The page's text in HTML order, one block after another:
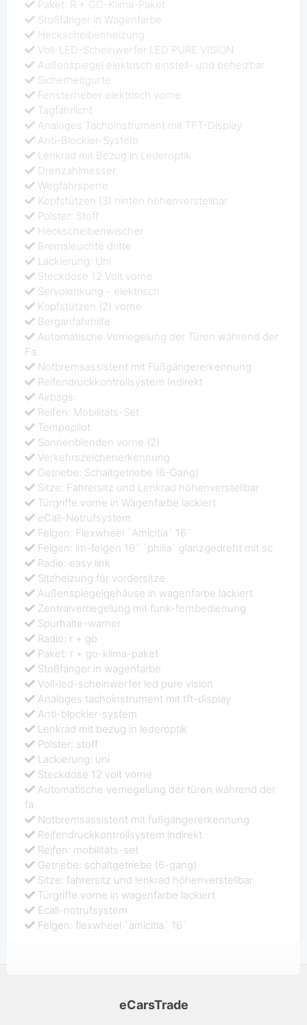
Paket: R + GO-Klima-Paket
Stoßfänger in Wagenfarbe
Heckscheibenheizung
Voll-LED-Scheinwerfer LED PURE VISION
Außenspiegel elektrisch einstell- und beheizbar
Sicherheitgurte
Fensterheber elektrisch vorne
Tagfahrlicht
Analoges Tachoinstrument mit TFT-Display
Anti-Blockier-System
Lenkrad mit Bezug in Lederoptik
Drehzahlmesser
Wegfahrsperre
Kopfstützen (3) hinten höhenverstellbar
Polster: Stoff
Heckscheibenwischer
Bremsleuchte dritte
Lackierung: Uni
Steckdose 12 Volt vorne
Servolenkung - elektrisch
Kopfstützen (2) vorne
Berganfahrhilfe
Automatische Verriegelung der Türen während der
Fa
Notbremsassistent mit Fußgängererkennung
Reifendruckkontrollsystem Indirekt
Airbags:
Reifen: Mobilitäts-Set
Tempopilot
Sonnenblenden vorne (2)
Verkehrszeichenerkennung
Getriebe: Schaltgetriebe (6-Gang)
Sitze: Fahrersitz und Lenkrad höhenverstellbar
Türgriffe vorne in Wagenfarbe lackiert
eCall-Notrufsystem
Felgen: Flexwheel `Amicitia` 16`
Felgen: lm-felgen 16` `philia` glanzgedreht mit sc
Radio: easy link
Sitzheizung für vordersitze
Außenspiegelgehäuse in wagenfarbe lackiert
Zentralverriegelung mit funk-fernbedienung
Spurhalte-warner
Radio: r + go
Paket: r + go-klima-paket
Stoßfänger in wagenfarbe
Voll-led-scheinwerfer led pure vision
Analoges tachoinstrument mit tft-display
Anti-blockier-system
Lenkrad mit bezug in lederoptik
Polster: stoff
Lackierung: uni
Steckdose 12 volt vorne
Automatische verriegelung der türen während der
fa
Notbremsassistent mit fußgängererkennung
Reifendruckkontrollsystem indirekt
Reifen: mobilitäts-set
Getriebe: schaltgetriebe (6-gang)
Sitze: fahrersitz und lenkrad höhenverstellbar
Türgriffe vorne in wagenfarbe lackiert
Ecall-notrufsystem
Felgen: flexwheel `amicitia` 16`
eCarsTrade